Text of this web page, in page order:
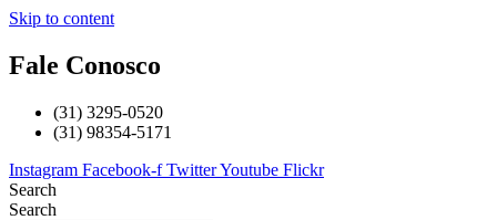
Skip to content
Fale Conosco
(31) 3295-0520
(31) 98354-5171
Instagram Facebook-f TwitterYoutube Flickr
Search
Search